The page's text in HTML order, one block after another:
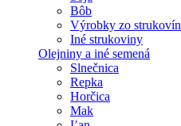
Bôb
Výrobky zo strukovín
Iné strukoviny
Olejniny a iné semená
Slnečnica
Repka
Horčica
Mak